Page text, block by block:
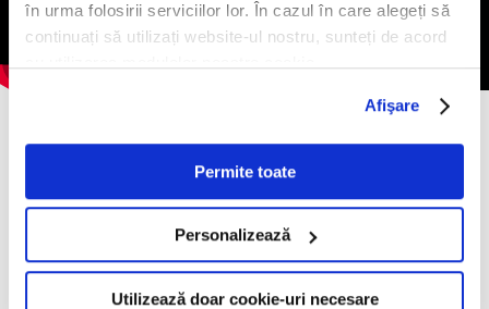
în urma folosirii serviciilor lor. În cazul în care alegeți să
continuați să utilizați website-ul nostru, sunteți de acord
Afişare
Permite toate
Personalizează
Utilizează doar cookie-uri necesare
Mai presus de modă, Azzaro a implementat un stil de viață
dat naștere puternicului brand, pe de o parte reprezentat
printr-o variație încrezătoare de miresme bărbătești, dar și de
piese vestimentare, iar pe de altă parte reprezentat de
splendida modă feminină și de miresmele înfloritoare ale